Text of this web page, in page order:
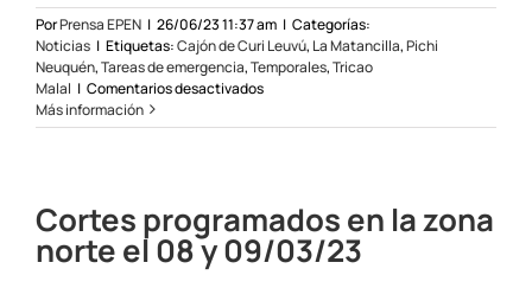
PorPrensa EPEN | 26/06/23 11:37 am | Categorías:
Noticias | Etiquetas:Cajón de Curi Leuvú, La Matancilla,Pichi
Neuquén,Tareas de emergencia,Temporales,Tricao
Malal | Comentarios desactivadosen
trabaja
norte
para
recuperar
Más información
Cortes programados en la zona
norte el 08 y 09/03/23